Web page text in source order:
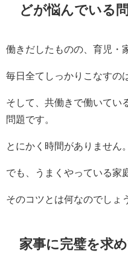
どが悩んでいる
働きだしたものの、育児・
毎日全てしっかりこなすの
そして、共働きで働いてい
問題です。
とにかく時間がありません。
でも、うまくやっている家
そのコツとは何なのでしょ
家事に完璧を求